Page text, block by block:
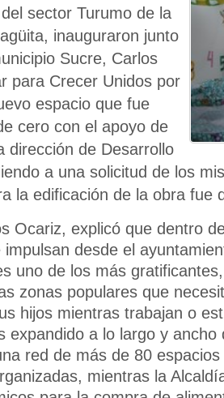
sector Turumo de la
inauguraron junto
Sucre, Carlos
para Crecer Unidos por
espacio que fue
cero con el apoyo de
dirección de Desarrollo
a una solicitud de los
la edificación de la obra fue
Ocariz, explicó que dentro
impulsan desde el
uno de los más
zonas populares que
hijos mientras trabajan o
expandido a lo largo y
red de más de 80
mientras la